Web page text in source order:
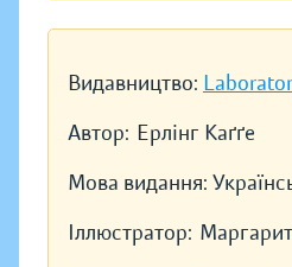
Видавництво:
Автор: Ерлінг Каґґе
Мова видання:
Іллюстратор: